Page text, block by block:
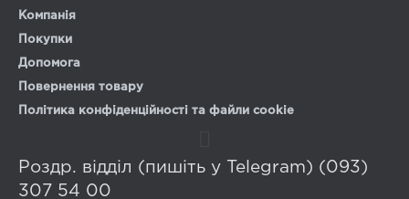
Компанія
Покупки
Допомога
Повернення товару
Політика конфіденційності та файли cookie
Роздр. відділ (пишіть у Telegram) (093)
307 54 00